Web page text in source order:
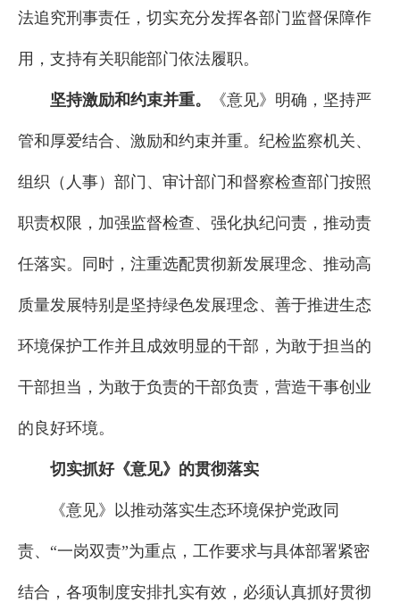
法追究刑事责任，切实充分发挥各部门监督保障作
用，支持有关职能部门依法履职。
坚持激励和约束并重。 《意见》明确，坚持严
管和厚爱结合、激励和约束并重。纪检监察机关、
组织（人事）部门、审计部门和督察检查部门按照
职责权限，加强监督检查、强化执纪问责，推动责
任落实。同时，注重选配贯彻新发展理念、推动高
质量发展特别是坚持绿色发展理念、善于推进生态
环境保护工作并且成效明显的干部，为敢于担当的
干部担当，为敢于负责的干部负责，营造干事创业
的良好环境。
切实抓好《意见》的贯彻落实
《意见》以推动落实生态环境保护党政同
责、“一岗双责”为重点，工作要求与具体部署紧密
结合，各项制度安排扎实有效，必须认真抓好贯彻